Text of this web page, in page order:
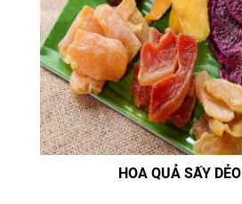
HOA QUẢ SẤY DẺO